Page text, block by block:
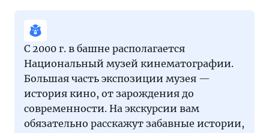
С 2000 г. в башне располагается
Национальный музей кинематографии.
Большая часть экспозиции музея —
история кино, от зарождения до
современности. На экскурсии вам
обязательно расскажут забавные истории,